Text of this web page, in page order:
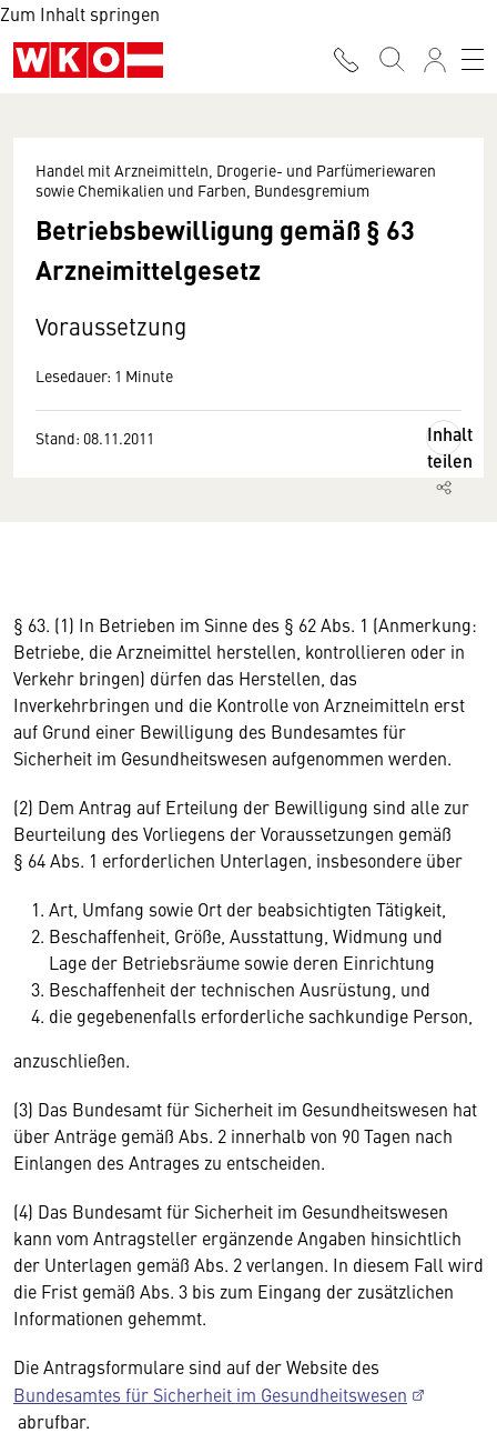
Zum Inhalt springen
Handel mit Arzneimitteln, Drogerie- und Parfümeriewaren
sowie Chemikalien und Farben, Bundesgremium
Betriebsbewilligung gemäß § 63
Arzneimittelgesetz
Voraussetzung
Lesedauer: 1 Minute
Stand: 08.11.2011
Inhalt
teilen
§ 63. (1) In Betrieben im Sinne des § 62 Abs. 1 (Anmerkung:
Betriebe, die Arzneimittel herstellen, kontrollieren oder in
Verkehr bringen) dürfen das Herstellen, das
Inverkehrbringen und die Kontrolle von Arzneimitteln erst
auf Grund einer Bewilligung des Bundesamtes für
Sicherheit im Gesundheitswesen aufgenommen werden.
(2) Dem Antrag auf Erteilung der Bewilligung sind alle zur
Beurteilung des Vorliegens der Voraussetzungen gemäß
§ 64 Abs. 1 erforderlichen Unterlagen, insbesondere über
Art, Umfang sowie Ort der beabsichtigten Tätigkeit,
Beschaffenheit, Größe, Ausstattung, Widmung und
Lage der Betriebsräume sowie deren Einrichtung
Beschaffenheit der technischen Ausrüstung, und
die gegebenenfalls erforderliche sachkundige Person,
anzuschließen.
(3) Das Bundesamt für Sicherheit im Gesundheitswesen hat
über Anträge gemäß Abs. 2 innerhalb von 90 Tagen nach
Einlangen des Antrages zu entscheiden.
(4) Das Bundesamt für Sicherheit im Gesundheitswesen
kann vom Antragsteller ergänzende Angaben hinsichtlich
der Unterlagen gemäß Abs. 2 verlangen. In diesem Fall wird
die Frist gemäß Abs. 3 bis zum Eingang der zusätzlichen
Informationen gehemmt.
Die Antragsformulare sind auf der Website des
Bundesamtes für Sicherheit im Gesundheitswesen
abrufbar.